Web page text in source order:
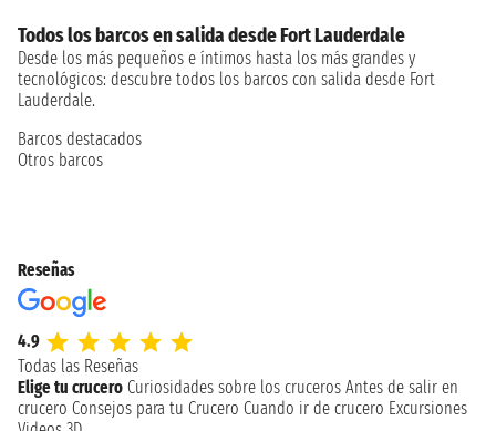
Todos los barcos en salida desde Fort Lauderdale
Desde los más pequeños e íntimos hasta los más grandes y
tecnológicos: descubre todos los barcos con salida desde Fort
Lauderdale.
Barcos destacados
Otros barcos
Reseñas
4.9
Todas las Reseñas
Elige tu crucero Curiosidades sobre los cruceros Antes de salir en
crucero Consejos para tu Crucero Cuando ir de crucero Excursiones